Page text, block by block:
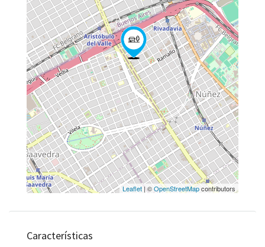
Leaflet | ©OpenStreetMapcontributors
Características